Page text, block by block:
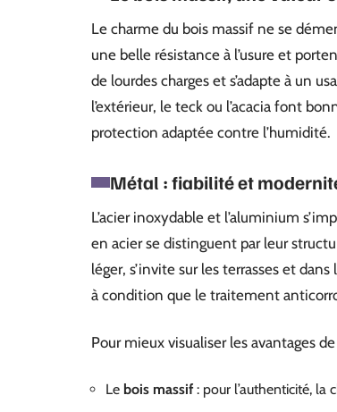
Le charme du bois massif ne se
une belle résistance à l’usure et
de lourdes charges et s’adapte à un
l’extérieur, le teck ou l’acacia font
protection adaptée contre l’humidité.
Métal : fiabilité et
L’acier inoxydable et l’aluminium
en acier se distinguent par leur
léger, s’invite sur les terrasses et
à condition que le traitement
Pour mieux visualiser les avantages
Le bois massif: pour l’authenticité, la